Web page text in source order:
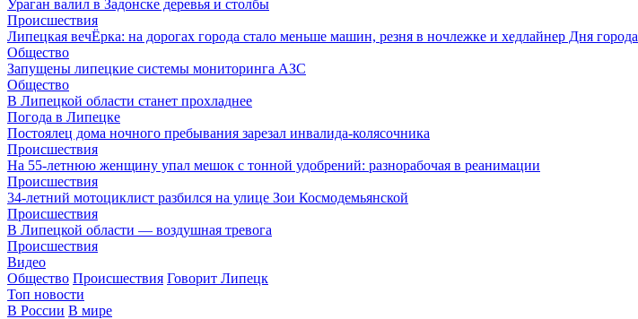
Ураган валил в Задонске деревья и столбы
Происшествия
Липецкая вечЁрка: на дорогах города стало меньше машин, резня в ночлежке и хедлайнер Дня города
Общество
Запущены липецкие системы мониторинга АЗС
Общество
В Липецкой области станет прохладнее
Погода в Липецке
Постоялец дома ночного пребывания зарезал инвалида-колясочника
Происшествия
На 55-летнюю женщину упал мешок с тонной удобрений: разнорабочая в реанимации
Происшествия
34-летний мотоциклист разбился на улице Зои Космодемьянской
Происшествия
В Липецкой области — воздушная тревога
Происшествия
Видео
Общество Происшествия Говорит Липецк
Топ новости
В России В мире